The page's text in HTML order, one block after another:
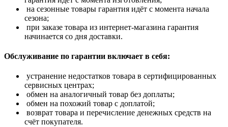
на сезонные товары гарантия идёт с момента начала
сезона;
при заказе товара из интернет-магазина гарантия
начинается со дня доставки.
Обслуживание по гарантии включает в себя:
устранение недостатков товара в сертифицированных
сервисных центрах;
обмен на аналогичный товар без доплаты;
обмен на похожий товар с доплатой;
возврат товара и перечисление денежных средств на
счёт покупателя.